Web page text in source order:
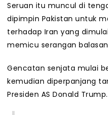
Seruan itu muncul di
dipimpin Pakistan untuk
terhadap Iran yang
memicu serangan
Gencatan senjata mulai
kemudian diperpanjang
Presiden AS Donald Trump.